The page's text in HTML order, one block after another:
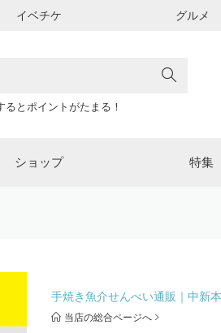
イベチケ グルメ
とポイントがたまる！
ショップ 特集
手焼き魚介せんべい通販｜中新
当店の総合ページへ